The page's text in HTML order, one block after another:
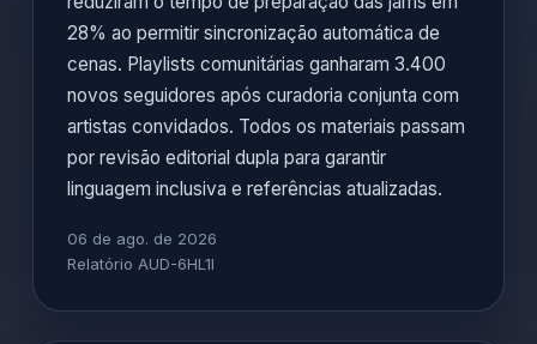
28% ao permitir sincronização automática de
cenas. Playlists comunitárias ganharam 3.400
novos seguidores após curadoria conjunta com
artistas convidados. Todos os materiais passam
por revisão editorial dupla para garantir
linguagem inclusiva e referências atualizadas.
06 de ago. de 2026
Relatório AUD-6HL1I